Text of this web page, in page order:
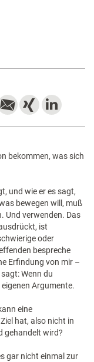
bekommen, was sich
und wie er es sagt,
bewegen will, muß
Und verwenden. Das
ist
oder
bespreche
Erfindung von mir –
Wenn du
Argumente.
eine
hat, also nicht in
gehandelt wird?
gar nicht einmal zur